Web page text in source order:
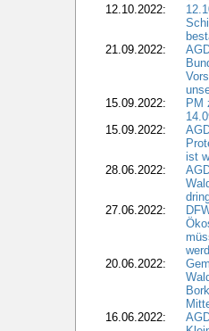
12.10.2022:
21.09.2022:
15.09.2022:
PM
15.09.2022:
ist
28.06.2022:
27.06.2022:
20.06.2022:
16.06.2022: